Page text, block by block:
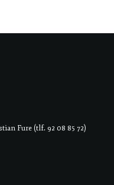
Fure (tlf. 92 08 85 72)